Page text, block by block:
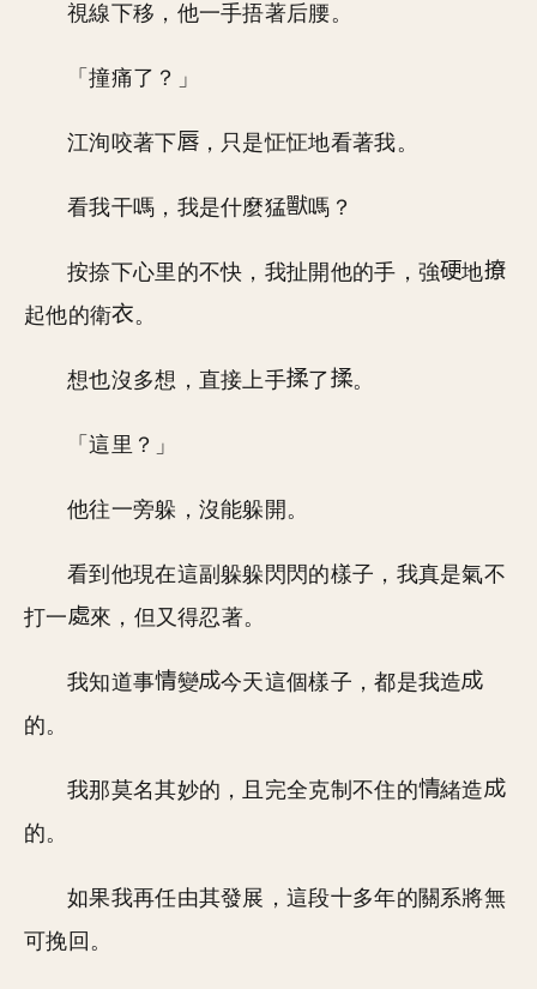
視線下移，他一手捂著后腰。
「撞痛了？」
江洵咬著下 ，只是怔怔地看著我。
看我干嗎，我是什麼猛 嗎？
按捺下心里的不快，我扯開他的手，強
地
起他的衛
。
想也沒多想，直接上手 了 。
「這里？」
他往一旁躲，沒能躲開。
看到他現在這副躲躲閃閃的樣子，我真是氣不
打一
來，但又得忍著。
我知道事 變
今天這個樣子，都是我造
的。
我那莫名其妙的，且完全克制不住的
緒造
的。
如果我再任由其發展，這段十多年的關系將無
可挽回。